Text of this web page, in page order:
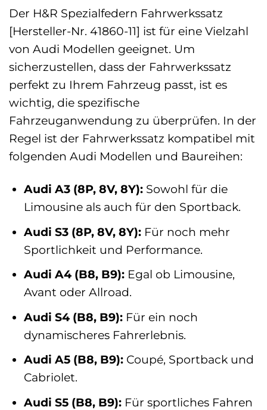
Der H&R Spezialfedern Fahrwerkssatz
[Hersteller-Nr. 41860-11] ist für eine Vielzahl
von Audi Modellen geeignet. Um
sicherzustellen, dass der Fahrwerkssatz
perfekt zu Ihrem Fahrzeug passt, ist es
wichtig, die spezifische
Fahrzeuganwendung zu überprüfen. In der
Regel ist der Fahrwerkssatz kompatibel mit
folgenden Audi Modellen und Baureihen:
Audi A3 (8P, 8V, 8Y):Sowohl für die
Limousine als auch für den Sportback.
Audi S3 (8P, 8V, 8Y):Für noch mehr
Sportlichkeit und Performance.
Audi A4 (B8, B9):Egal ob Limousine,
Avant oder Allroad.
Audi S4 (B8, B9):Für ein noch
dynamischeres Fahrerlebnis.
Audi A5 (B8, B9):Coupé, Sportback und
Cabriolet.
Audi S5 (B8, B9):Für sportliches Fahren